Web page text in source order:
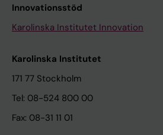
Innovationsstöd
Karolinska Institutet Innovation
Karolinska Institutet
171 77 Stockholm
Tel: 08-524 800 00
Fax: 08-31 11 01